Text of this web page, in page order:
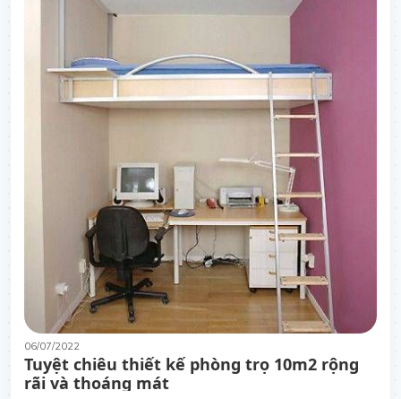
06/07/2022
Tuyệt chiêu thiết kế phòng trọ 10m2 rộng
rãi và thoáng mát